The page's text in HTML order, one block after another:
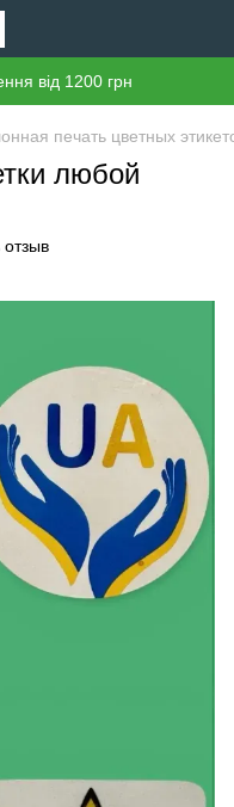
від 1200 грн
печать цветных
любой
отзыв